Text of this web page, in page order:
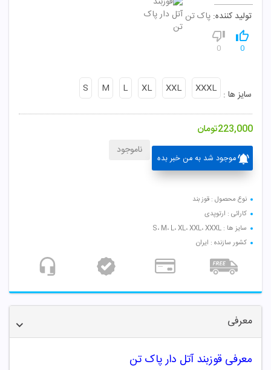
تولید کننده: پاک تن
0
0
سایز ها : XXXL
XXL
XL
L
M
S
223,000تومان
موجود شد به من خبر بده
ناموجود
نوع محصول : قوز بند
کارائی : ارتوپدی
سایز ها : S، M، L، XL، XXL، XXXL
کشور سازنده : ایران
معرفی
معرفی قوزبند آتل دار پاک تن